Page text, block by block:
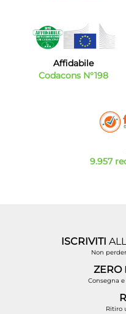
Affidabile
Codacons N°198
9.957
ISCRIVITI
Non
ZERO
Consegna
Ritiro